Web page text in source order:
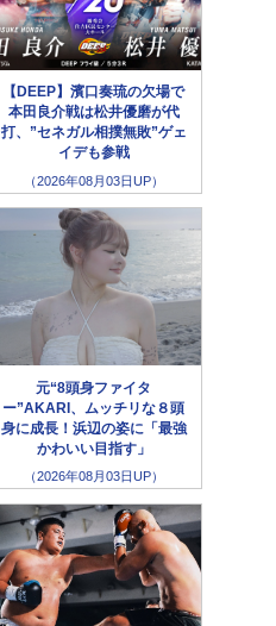
【DEEP】濱口奏琉の欠場で
本田良介戦は松井優磨が代
打、”セネガル相撲無敗”ゲェ
イデも参戦
（2026年08月03日UP）
元“8頭身ファイタ
ー”AKARI、ムッチリな８頭
身に成長！浜辺の姿に「最強
かわいい目指す」
（2026年08月03日UP）